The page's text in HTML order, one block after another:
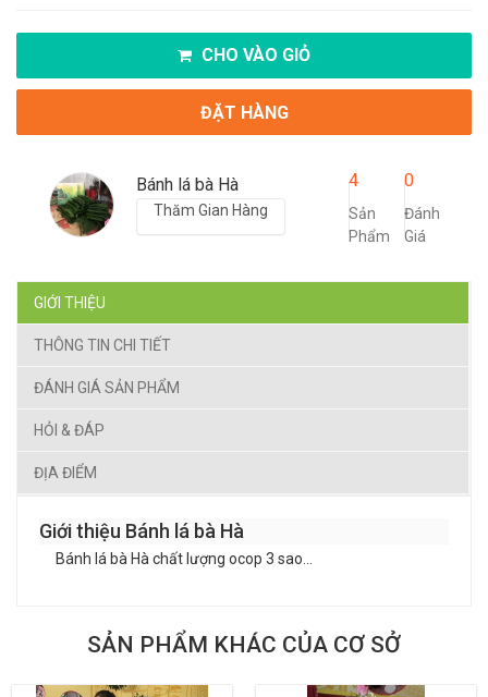
CHO VÀO GIỎ
ĐẶT HÀNG
Bánh lá bà Hà
Thăm Gian Hàng
4
Sản
Phẩm
0
Đánh
Giá
GIỚI THIỆU
THÔNG TIN CHI TIẾT
ĐÁNH GIÁ SẢN PHẨM
HỎI & ĐÁP
ĐỊA ĐIỂM
Giới thiệu Bánh lá bà Hà
Bánh lá bà Hà chất lượng ocop 3 sao...
SẢN PHẨM KHÁC CỦA CƠ SỞ